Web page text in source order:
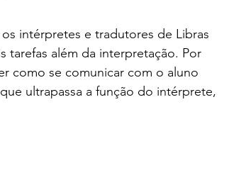
intérpretes e tradutores de Libras
tarefas além da interpretação. Por
como se comunicar com o aluno
ultrapassa a função do intérprete,